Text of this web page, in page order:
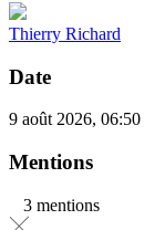
Thierry Richard
Date
9 août 2026, 06:50
Mentions
3 mentions